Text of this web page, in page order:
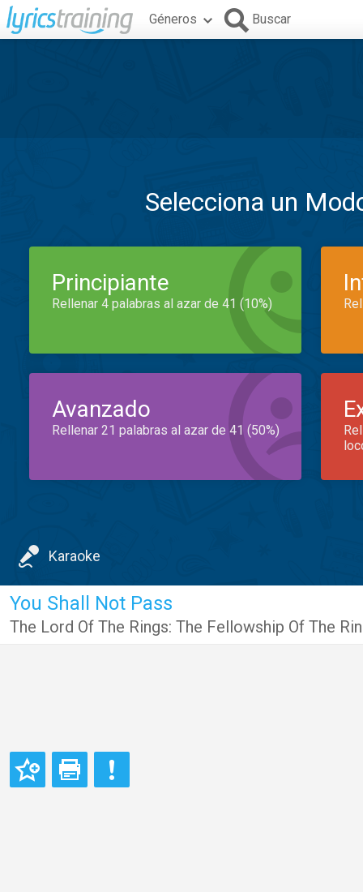
Géneros Buscar
Selecciona un
Principiante
Rellenar 4 palabras al azar de 41 (10%)
Avanzado
Rellenar 21 palabras al azar de 41 (50%)
Karaoke
You Shall Not Pass
The Lord Of The Rings: The Fellowship Of The